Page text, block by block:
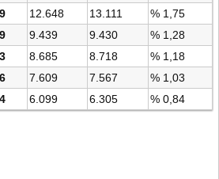
12.648 13.111
% 1,75
9.439 9.430
% 1,28
8.685 8.718
% 1,18
7.609 7.567
% 1,03
6.099 6.305 % 0,84